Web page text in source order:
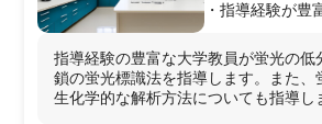
・指導経験が豊
指導経験の豊富な大学教員が蛍光の低
鎖の蛍光標識法を指導します。また、
生化学的な解析方法についても指導し